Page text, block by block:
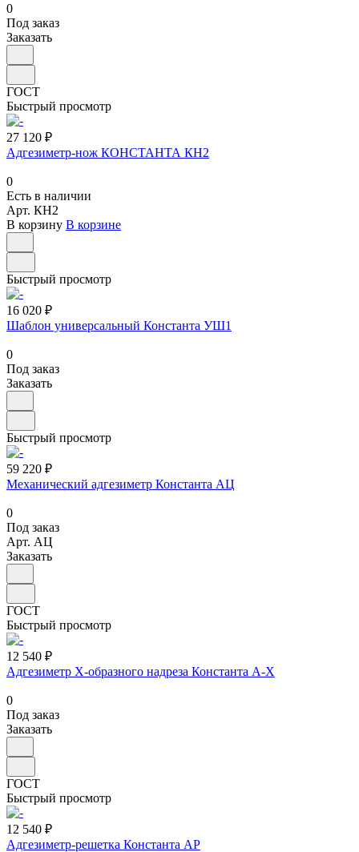
0
Под заказ
Заказать
ГОСТ
Быстрый просмотр
27 120 ₽
Адгезиметр-нож КОНСТАНТА КН2
0
Есть в наличии
Арт. КН2
В корзину В корзине
Быстрый просмотр
16 020 ₽
Шаблон универсальный Константа УШ1
0
Под заказ
Заказать
Быстрый просмотр
59 220 ₽
Механический адгезиметр Константа АЦ
0
Под заказ
Арт. АЦ
Заказать
ГОСТ
Быстрый просмотр
12 540 ₽
Адгезиметр Х-образного надреза Константа А-Х
0
Под заказ
Заказать
ГОСТ
Быстрый просмотр
12 540 ₽
Адгезиметр-решетка Константа АР